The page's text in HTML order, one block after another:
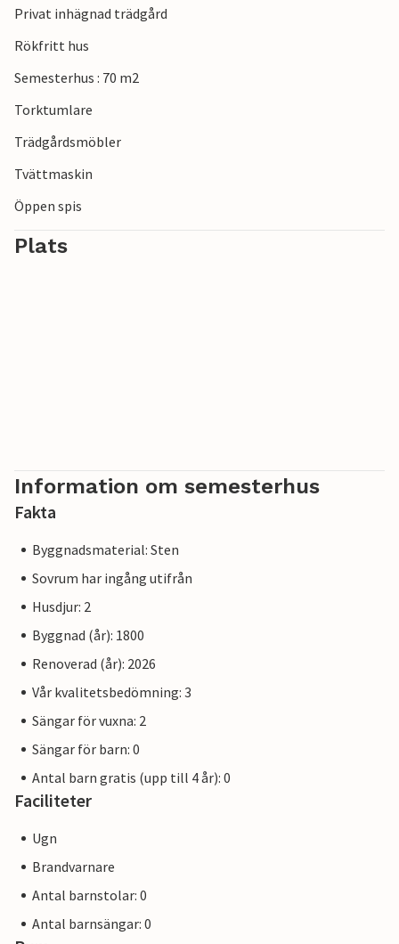
Privat inhägnad trädgård
Rökfritt hus
Semesterhus : 70 m2
Torktumlare
Trädgårdsmöbler
Tvättmaskin
Öppen spis
Plats
Information om semesterhus
Fakta
Byggnadsmaterial: Sten
Sovrum har ingång utifrån
Husdjur: 2
Byggnad (år): 1800
Renoverad (år): 2026
Vår kvalitetsbedömning: 3
Sängar för vuxna: 2
Sängar för barn: 0
Antal barn gratis (upp till 4 år): 0
Faciliteter
Ugn
Brandvarnare
Antal barnstolar: 0
Antal barnsängar: 0